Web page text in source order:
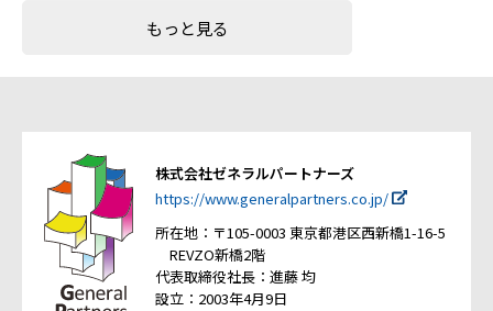
もっと見る
株式会社ゼネラルパートナーズ
https://www.generalpartners.co.jp/
所在地：〒105-0003 東京都港区西新橋1-16-5
REVZO新橋2階
代表取締役社長：進藤 均
設立：2003年4月9日